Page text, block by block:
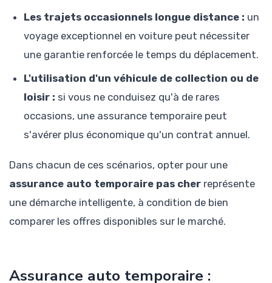
Les trajets occasionnels longue distance : un
voyage exceptionnel en voiture peut nécessiter
une garantie renforcée le temps du déplacement.
L'utilisation d'un véhicule de collection ou de
loisir : si vous ne conduisez qu'à de rares
occasions, une assurance temporaire peut
s'avérer plus économique qu'un contrat annuel.
Dans chacun de ces scénarios, opter pour une
assurance auto temporaire pas cher représente
une démarche intelligente, à condition de bien
comparer les offres disponibles sur le marché.
Assurance auto temporaire :